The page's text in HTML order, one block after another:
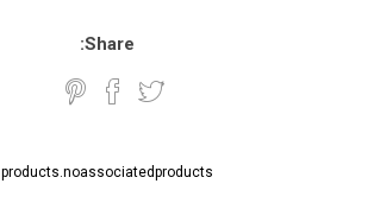
Share:
products.noassociatedproducts